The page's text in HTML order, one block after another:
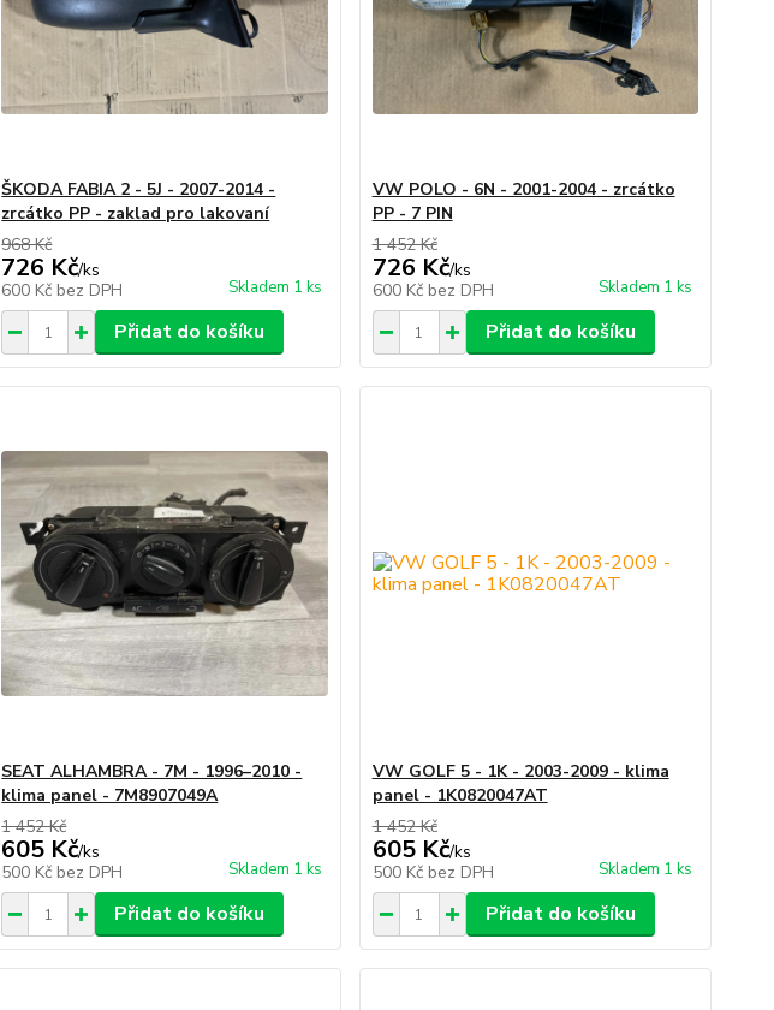
ŠKODA FABIA 2 - 5J - 2007-2014 -
zrcátko PP - zaklad pro lakovaní
968 Kč
726 Kč/ks
600 Kč bez DPH Skladem 1 ks
Přidat do košíku
VW POLO - 6N - 2001-2004 - zrcátko
PP - 7 PIN
1 452 Kč
726 Kč/ks
600 Kč bez DPH Skladem 1 ks
Přidat do košíku
SEAT ALHAMBRA - 7M - 1996–2010 -
klima panel - 7M8907049A
1 452 Kč
605 Kč/ks
500 Kč bez DPH Skladem 1 ks
Přidat do košíku
VW GOLF 5 - 1K - 2003-2009 - klima
panel - 1K0820047AT
1 452 Kč
605 Kč/ks
500 Kč bez DPH Skladem 1 ks
Přidat do košíku